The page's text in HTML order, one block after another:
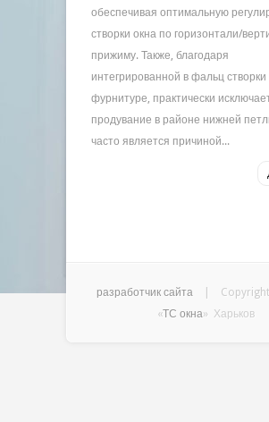
обеспечивая оптимальную
створки окна по горизонтали/
прижиму. Также, благодаря
интегрированной в фальц створки
фурнитуре, практически
продувание в районе нижней
часто является причиной...
разработчик сайта| Copyright
«ТС окна» Харьков